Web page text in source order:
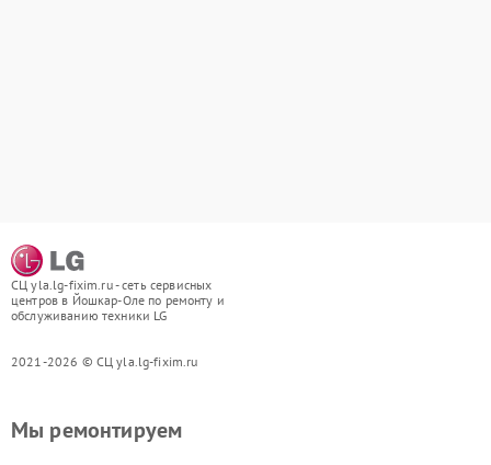
СЦ yla.lg-fixim.ru - сеть сервисных
центров в Йошкар-Оле по ремонту и
обслуживанию техники LG
2021-2026 © СЦ yla.lg-fixim.ru
Мы ремонтируем